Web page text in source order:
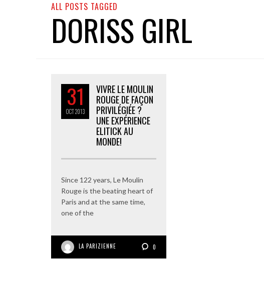
ALL POSTS TAGGED
DORISS GIRL
31
OCT2013
VIVRE LE MOULIN
ROUGE DE FAÇON
PRIVILÉGIÉE ?
UNE EXPÉRIENCE
ELITICK AU
MONDE!
Since 122 years, Le Moulin
Rouge is the beating heart of
Paris and at the same time,
one of the
LA PARIZIENNE 0